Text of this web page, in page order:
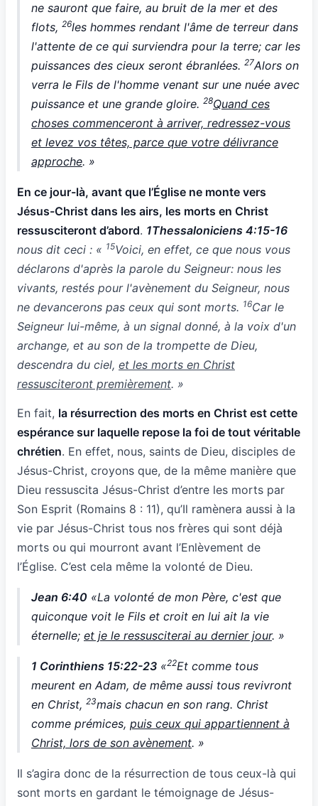
ne sauront que faire, au bruit de la mer et des
flots, 26les hommes rendant l'âme de terreur dans
l'attente de ce qui surviendra pour la terre; car les
puissances des cieux seront ébranlées. 27Alors on
verra le Fils de l'homme venant sur une nuée avec
puissance et une grande gloire. 28Quand ces
choses commenceront à arriver, redressez-vous
et levez vos têtes, parce que votre délivrance
approche. »
En ce jour-là, avant que l’Église ne monte vers
Jésus-Christ dans les airs, les morts en Christ
ressusciteront d’abord. 1Thessaloniciens 4:15-16
nous dit ceci : « 15Voici, en effet, ce que nous vous
déclarons d'après la parole du Seigneur: nous les
vivants, restés pour l'avènement du Seigneur, nous
ne devancerons pas ceux qui sont morts. 16Car le
Seigneur lui-même, à un signal donné, à la voix d'un
archange, et au son de la trompette de Dieu,
descendra du ciel, et les morts en Christ
ressusciteront premièrement. »
En fait, la résurrection des morts en Christ est cette
espérance sur laquelle repose la foi de tout véritable
chrétien. En effet, nous, saints de Dieu, disciples de
Jésus-Christ, croyons que, de la même manière que
Dieu ressuscita Jésus-Christ d’entre les morts par
Son Esprit (Romains 8 : 11), qu’Il ramènera aussi à la
vie par Jésus-Christ tous nos frères qui sont déjà
morts ou qui mourront avant l’Enlèvement de
l’Église. C’est cela même la volonté de Dieu.
Jean 6:40 «La volonté de mon Père, c'est que
quiconque voit le Fils et croit en lui ait la vie
éternelle; et je le ressusciterai au dernier jour. »
1 Corinthiens 15:22-23 «22Et comme tous
meurent en Adam, de même aussi tous revivront
en Christ, 23mais chacun en son rang. Christ
comme prémices, puis ceux qui appartiennent à
Christ, lors de son avènement. »
Il s’agira donc de la résurrection de tous ceux-là qui
sont morts en gardant le témoignage de Jésus-